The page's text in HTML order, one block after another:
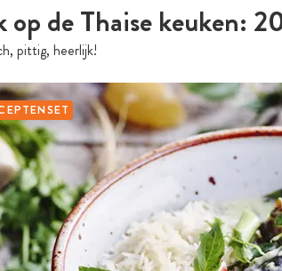
op de Thaise keuken:
pittig, heerlijk!